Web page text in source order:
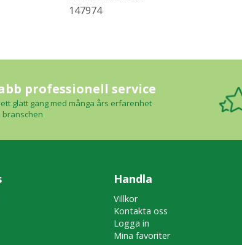
147974
professionell service
glatt gäng med många års erfarenhet
branschen
Handla
Villkor
Kontakta oss
Logga in
Mina favoriter